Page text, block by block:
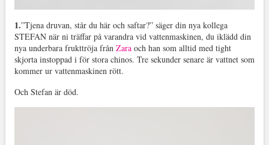
1.”Tjena druvan, står du här och saftar?” säger din nya kollega
STEFAN när ni träffar på varandra vid vattenmaskinen, du iklädd din
nya underbara frukttröja från Zaraoch han som alltid med tight
skjorta instoppad i för stora chinos. Tre sekunder senare är vattnet som
kommer ur vattenmaskinen rött.
Och Stefan är död.